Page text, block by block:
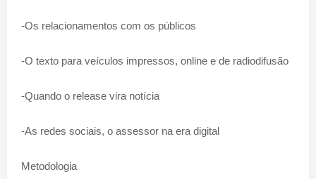
-Os relacionamentos com os públicos
-O texto para veículos impressos, online e de radiodifusão
-Quando o release vira notícia
-As redes sociais, o assessor na era digital
Metodologia